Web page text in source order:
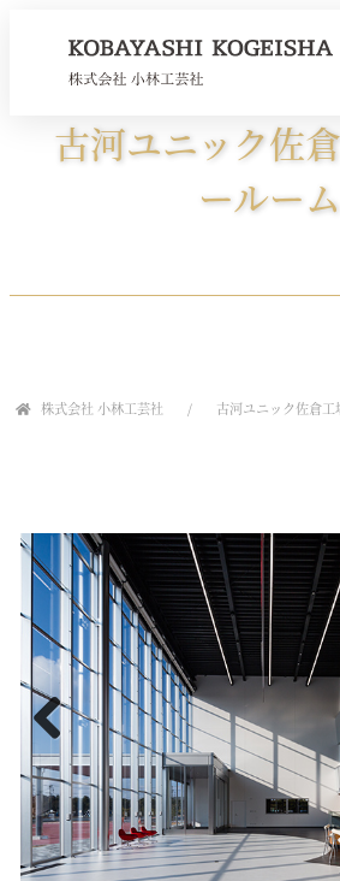
古河ユニック佐
ールーム
株式会社 小林工芸社 古河ユニック佐倉工
Previous